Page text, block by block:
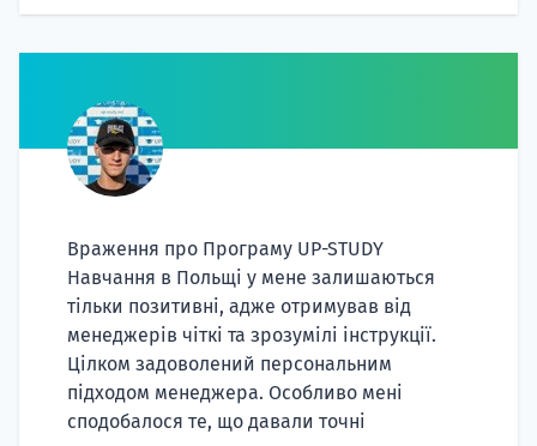
Враження про Програму UP-STUDY
Навчання в Польщі у мене залишаються
тільки позитивні, адже отримував від
менеджерів чіткі та зрозумілі інструкції.
Цілком задоволений персональним
підходом менеджера. Особливо мені
сподобалося те, що давали точні